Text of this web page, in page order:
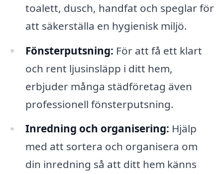
toalett, dusch, handfat och speglar för
att säkerställa en hygienisk miljö.
Fönsterputsning: För att få ett klart
och rent ljusinsläpp i ditt hem,
erbjuder många städföretag även
professionell fönsterputsning.
Inredning och organisering: Hjälp
med att sortera och organisera om
din inredning så att ditt hem känns